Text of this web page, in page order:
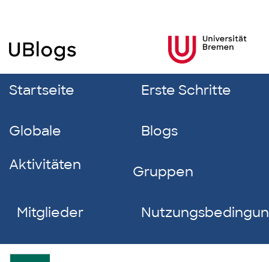
Startseite Erste Schritte
Globale
Aktivitäten
Blogs
Gruppen
Mitglieder